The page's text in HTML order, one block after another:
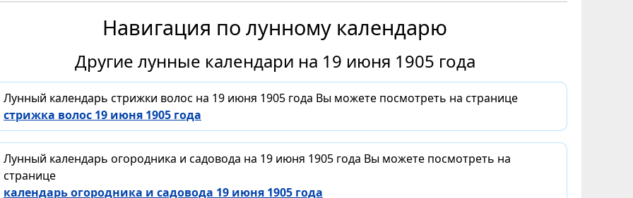
Навигация по лунному календарю
Другие лунные календари на 19 июня 1905 года
Лунный календарь стрижки волос на 19 июня 1905 года Вы можете посмотреть на странице
стрижка волос 19 июня 1905 года
Лунный календарь огородника и садовода на 19 июня 1905 года Вы можете посмотреть на
странице
календарь огородника и садовода 19 июня 1905 года